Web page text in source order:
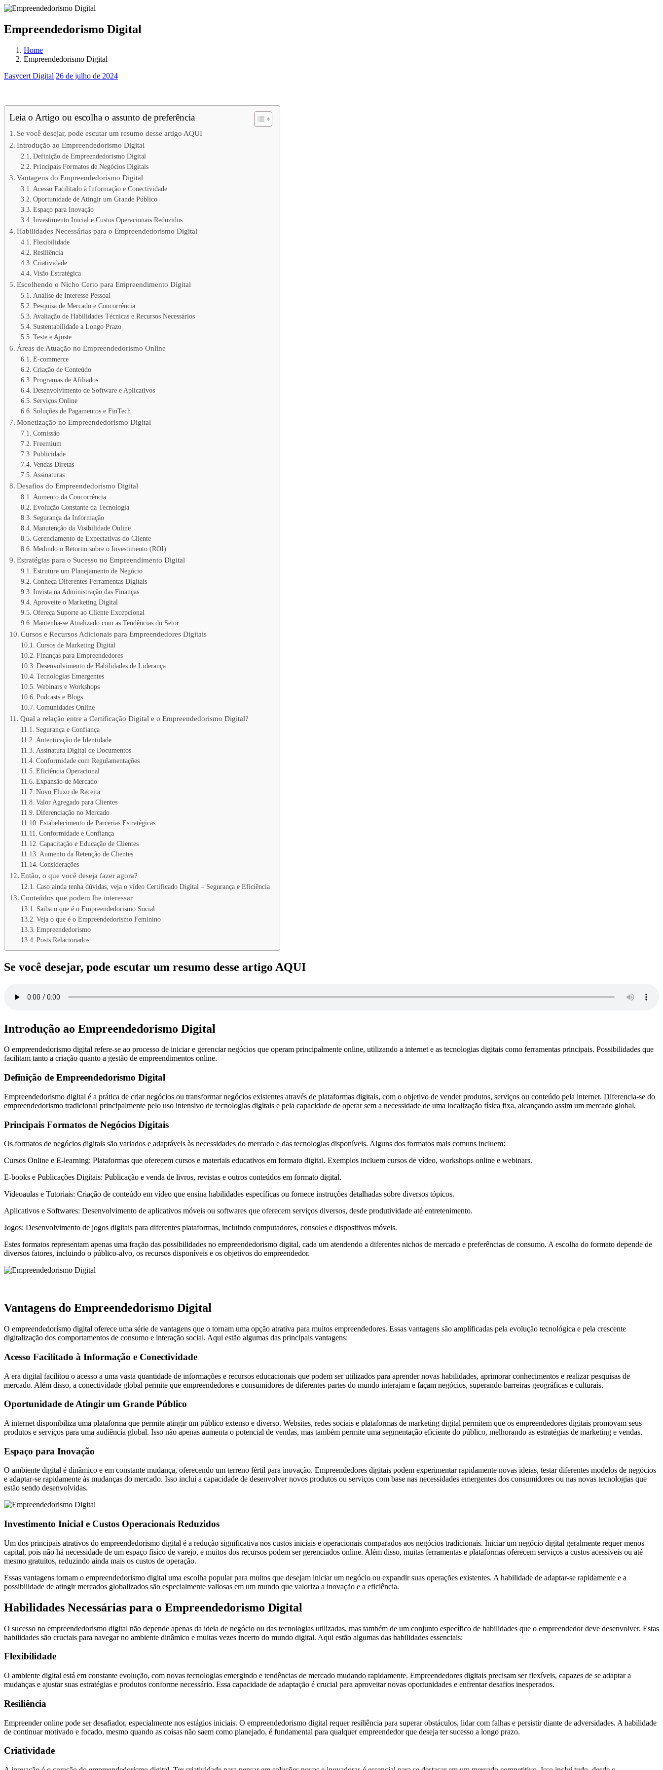
Empreendedorismo Digital
Home
Empreendedorismo Digital
Easycert Digital 26 de julho de 2024
Leia o Artigo ou escolha o assunto de preferência
Se você desejar, pode escutar um resumo desse artigo AQUI
Introdução ao Empreendedorismo Digital
Definição de Empreendedorismo Digital
Principais Formatos de Negócios Digitais
Vantagens do Empreendedorismo Digital
Acesso Facilitado à Informação e Conectividade
Oportunidade de Atingir um Grande Público
Espaço para Inovação
Investimento Inicial e Custos Operacionais Reduzidos
Habilidades Necessárias para o Empreendedorismo Digital
Flexibilidade
Resiliência
Criatividade
Visão Estratégica
Escolhendo o Nicho Certo para Empreendimento Digital
Análise de Interesse Pessoal
Pesquisa de Mercado e Concorrência
Avaliação de Habilidades Técnicas e Recursos Necessários
Sustentabilidade a Longo Prazo
Teste e Ajuste
Áreas de Atuação no Empreendedorismo Online
E-commerce
Criação de Conteúdo
Programas de Afiliados
Desenvolvimento de Software e Aplicativos
Serviços Online
Soluções de Pagamentos e FinTech
Monetização no Empreendedorismo Digital
Comissão
Freemium
Publicidade
Vendas Diretas
Assinaturas
Desafios do Empreendedorismo Digital
Aumento da Concorrência
Evolução Constante da Tecnologia
Segurança da Informação
Manutenção da Visibilidade Online
Gerenciamento de Expectativas do Cliente
Medindo o Retorno sobre o Investimento (ROI)
Estratégias para o Sucesso no Empreendimento Digital
Estruture um Planejamento de Negócio
Conheça Diferentes Ferramentas Digitais
Invista na Administração das Finanças
Aproveite o Marketing Digital
Ofereça Suporte ao Cliente Excepcional
Mantenha-se Atualizado com as Tendências do Setor
Cursos e Recursos Adicionais para Empreendedores Digitais
Cursos de Marketing Digital
Finanças para Empreendedores
Desenvolvimento de Habilidades de Liderança
Tecnologias Emergentes
Webinars e Workshops
Podcasts e Blogs
Comunidades Online
Qual a relação entre a Certificação Digital e o Empreendedorismo Digital?
Segurança e Confiança
Autenticação de Identidade
Assinatura Digital de Documentos
Conformidade com Regulamentações
Eficiência Operacional
Expansão de Mercado
Novo Fluxo de Receita
Valor Agregado para Clientes
Diferenciação no Mercado
Estabelecimento de Parcerias Estratégicas
Conformidade e Confiança
Capacitação e Educação de Clientes
Aumento da Retenção de Clientes
Considerações
Então, o que você deseja fazer agora?
Caso ainda tenha dúvidas, veja o vídeo Certificado Digital – Segurança e Eficiência
Conteúdos que podem lhe interessar
Saiba o que é o Empreendedorismo Social
Veja o que é o Empreendedorismo Feminino
Empreendedorismo
Posts Relacionados
Se você desejar, pode escutar um resumo desse artigo AQUI
Introdução ao Empreendedorismo Digital
O empreendedorismo digital refere-se ao processo de iniciar e gerenciar negócios que operam principalmente online, utilizando a internet e as tecnologias digitais como ferramentas principais. Possibilidades que
facilitam tanto a criação quanto a gestão de empreendimentos online.
Definição de Empreendedorismo Digital
Empreendedorismo digital é a prática de criar negócios ou transformar negócios existentes através de plataformas digitais, com o objetivo de vender produtos, serviços ou conteúdo pela internet. Diferencia-se do
empreendedorismo tradicional principalmente pelo uso intensivo de tecnologias digitais e pela capacidade de operar sem a necessidade de uma localização física fixa, alcançando assim um mercado global.
Principais Formatos de Negócios Digitais
Os formatos de negócios digitais são variados e adaptáveis às necessidades do mercado e das tecnologias disponíveis. Alguns dos formatos mais comuns incluem:
Cursos Online e E-learning: Plataformas que oferecem cursos e materiais educativos em formato digital. Exemplos incluem cursos de vídeo, workshops online e webinars.
E-books e Publicações Digitais: Publicação e venda de livros, revistas e outros conteúdos em formato digital.
Videoaulas e Tutoriais: Criação de conteúdo em vídeo que ensina habilidades específicas ou fornece instruções detalhadas sobre diversos tópicos.
Aplicativos e Softwares: Desenvolvimento de aplicativos móveis ou softwares que oferecem serviços diversos, desde produtividade até entretenimento.
Jogos: Desenvolvimento de jogos digitais para diferentes plataformas, incluindo computadores, consoles e dispositivos móveis.
Estes formatos representam apenas uma fração das possibilidades no empreendedorismo digital, cada um atendendo a diferentes nichos de mercado e preferências de consumo. A escolha do formato depende de
diversos fatores, incluindo o público-alvo, os recursos disponíveis e os objetivos do empreendedor.
Vantagens do Empreendedorismo Digital
O empreendedorismo digital oferece uma série de vantagens que o tornam uma opção atrativa para muitos empreendedores. Essas vantagens são amplificadas pela evolução tecnológica e pela crescente
digitalização dos comportamentos de consumo e interação social. Aqui estão algumas das principais vantagens:
Acesso Facilitado à Informação e Conectividade
A era digital facilitou o acesso a uma vasta quantidade de informações e recursos educacionais que podem ser utilizados para aprender novas habilidades, aprimorar conhecimentos e realizar pesquisas de
mercado. Além disso, a conectividade global permite que empreendedores e consumidores de diferentes partes do mundo interajam e façam negócios, superando barreiras geográficas e culturais.
Oportunidade de Atingir um Grande Público
A internet disponibiliza uma plataforma que permite atingir um público extenso e diverso. Websites, redes sociais e plataformas de marketing digital permitem que os empreendedores digitais promovam seus
produtos e serviços para uma audiência global. Isso não apenas aumenta o potencial de vendas, mas também permite uma segmentação eficiente do público, melhorando as estratégias de marketing e vendas.
Espaço para Inovação
O ambiente digital é dinâmico e em constante mudança, oferecendo um terreno fértil para inovação. Empreendedores digitais podem experimentar rapidamente novas ideias, testar diferentes modelos de negócios
e adaptar-se rapidamente às mudanças do mercado. Isso inclui a capacidade de desenvolver novos produtos ou serviços com base nas necessidades emergentes dos consumidores ou nas novas tecnologias que
estão sendo desenvolvidas.
Investimento Inicial e Custos Operacionais Reduzidos
Um dos principais atrativos do empreendedorismo digital é a redução significativa nos custos iniciais e operacionais comparados aos negócios tradicionais. Iniciar um negócio digital geralmente requer menos
capital, pois não há necessidade de um espaço físico de varejo, e muitos dos recursos podem ser gerenciados online. Além disso, muitas ferramentas e plataformas oferecem serviços a custos acessíveis ou até
mesmo gratuitos, reduzindo ainda mais os custos de operação.
Essas vantagens tornam o empreendedorismo digital uma escolha popular para muitos que desejam iniciar um negócio ou expandir suas operações existentes. A habilidade de adaptar-se rapidamente e a
possibilidade de atingir mercados globalizados são especialmente valiosas em um mundo que valoriza a inovação e a eficiência.
Habilidades Necessárias para o Empreendedorismo Digital
O sucesso no empreendedorismo digital não depende apenas da ideia de negócio ou das tecnologias utilizadas, mas também de um conjunto específico de habilidades que o empreendedor deve desenvolver. Estas
habilidades são cruciais para navegar no ambiente dinâmico e muitas vezes incerto do mundo digital. Aqui estão algumas das habilidades essenciais:
Flexibilidade
O ambiente digital está em constante evolução, com novas tecnologias emergindo e tendências de mercado mudando rapidamente. Empreendedores digitais precisam ser flexíveis, capazes de se adaptar a
mudanças e ajustar suas estratégias e produtos conforme necessário. Essa capacidade de adaptação é crucial para aproveitar novas oportunidades e enfrentar desafios inesperados.
Resiliência
Empreender online pode ser desafiador, especialmente nos estágios iniciais. O empreendedorismo digital requer resiliência para superar obstáculos, lidar com falhas e persistir diante de adversidades. A habilidade
de continuar motivado e focado, mesmo quando as coisas não saem como planejado, é fundamental para qualquer empreendedor que deseja ter sucesso a longo prazo.
Criatividade